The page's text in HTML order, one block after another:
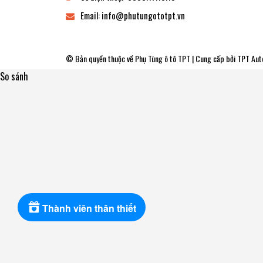
Email:info@phutungototpt.vn
© Bản quyền thuộc vềPhụ Tùng ô tô TPT | Cung cấp bởiTPT
Thành viên thân thiết
So sánh